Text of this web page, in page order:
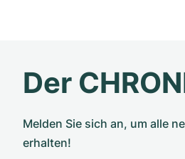
Der
Melden Sie sich an, um alle
erhalten!